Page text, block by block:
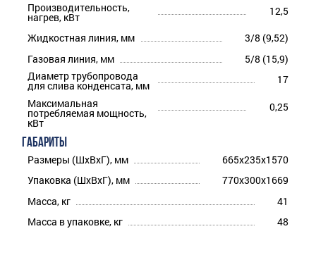
Производительность,
нагрев, кВт 12,5
Жидкостная линия, мм
3/8 (9,52)
Газовая линия, мм
5/8 (15,9)
Диаметр трубопровода
для слива конденсата, мм
17
Максимальная
потребляемая мощность,
кВт
0,25
ГАБАРИТЫ
Размеры (ШхВхГ), мм
665x235x1570
Упаковка (ШхВхГ), мм
770x300x1669
Масса, кг
41
Масса в упаковке, кг
48